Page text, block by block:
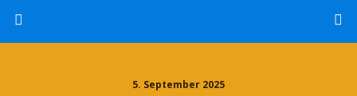
5. September 2025